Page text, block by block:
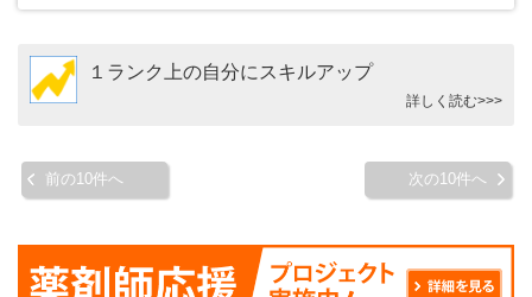
１ランク上の自分にスキルアップ
詳しく読む>>>
前の10件へ 次の10件へ